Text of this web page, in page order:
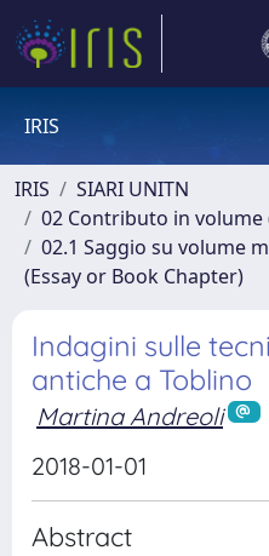
IRIS
IRIS
SIARI UNITN
02 Contributo in
02.1 Saggio su volume
(Essay or Book Chapter)
Indagini sulle
antiche a Toblino
Martina Andreoli
2018-01-01
Abstract